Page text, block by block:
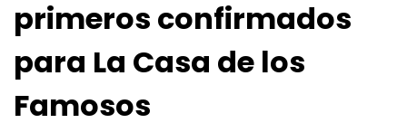
primeros confirmados
para La Casa de los
Famosos